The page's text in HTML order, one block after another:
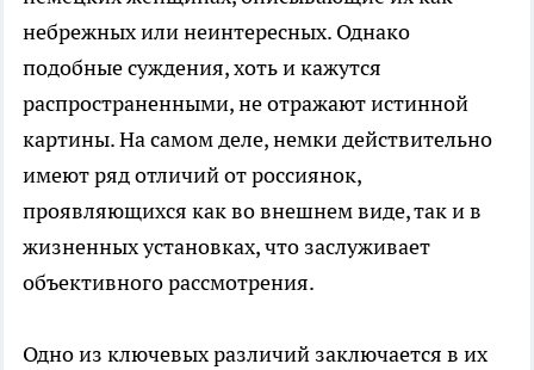
небрежных или неинтересных. Однако
подобные суждения, хоть и кажутся
распространенными, не отражают истинной
картины. На самом деле, немки действительно
имеют ряд отличий от россиянок,
проявляющихся как во внешнем виде, так и в
жизненных установках, что заслуживает
объективного рассмотрения.
Одно из ключевых различий заключается в их